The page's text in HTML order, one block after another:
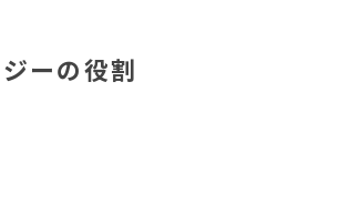
ーの役割